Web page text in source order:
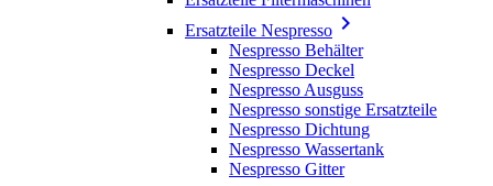
Ersatzteile Nespresso 
Nespresso Behälter
Nespresso Deckel
Nespresso Ausguss
Nespresso sonstige Ersatzteile
Nespresso Dichtung
Nespresso Wassertank
Nespresso Gitter